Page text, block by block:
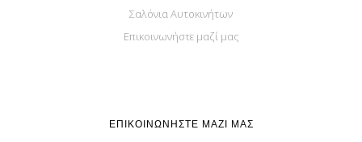
Σαλόνια Αυτοκινήτων
Επικοινωνήστε μαζί μας
ΕΠΙΚΟΙΝΩΝΉΣΤΕ ΜΑΖΊ ΜΑΣ